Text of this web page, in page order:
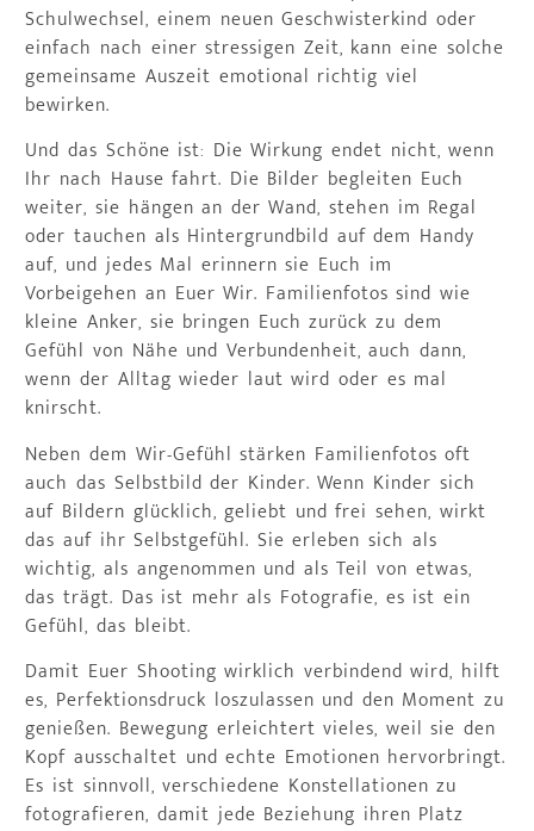
Schulwechsel, einem neuen Geschwisterkind oder
einfach nach einer stressigen Zeit, kann eine solche
gemeinsame Auszeit emotional richtig viel
bewirken.
Und das Schöne ist: Die Wirkung endet nicht, wenn
Ihr nach Hause fahrt. Die Bilder begleiten Euch
weiter, sie hängen an der Wand, stehen im Regal
oder tauchen als Hintergrundbild auf dem Handy
auf, und jedes Mal erinnern sie Euch im
Vorbeigehen an Euer Wir. Familienfotos sind wie
kleine Anker, sie bringen Euch zurück zu dem
Gefühl von Nähe und Verbundenheit, auch dann,
wenn der Alltag wieder laut wird oder es mal
knirscht.
Neben dem Wir-Gefühl stärken Familienfotos oft
auch das Selbstbild der Kinder. Wenn Kinder sich
auf Bildern glücklich, geliebt und frei sehen, wirkt
das auf ihr Selbstgefühl. Sie erleben sich als
wichtig, als angenommen und als Teil von etwas,
das trägt. Das ist mehr als Fotografie, es ist ein
Gefühl, das bleibt.
Damit Euer Shooting wirklich verbindend wird, hilft
es, Perfektionsdruck loszulassen und den Moment zu
genießen. Bewegung erleichtert vieles, weil sie den
Kopf ausschaltet und echte Emotionen hervorbringt.
Es ist sinnvoll, verschiedene Konstellationen zu
fotografieren, damit jede Beziehung ihren Platz